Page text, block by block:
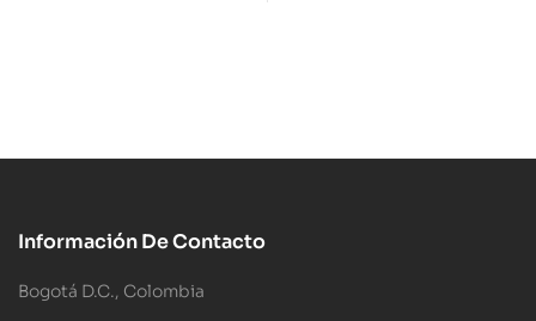
Información De Contacto
Bogotá D.C., Colombia